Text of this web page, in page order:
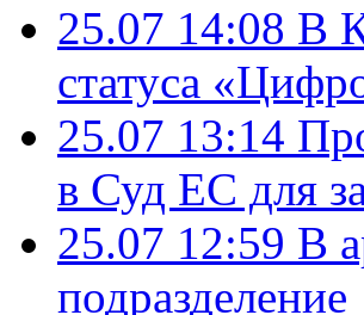
25.07 14:08 В
статуса
25.07 13:14
в Суд ЕС для
25.07 12:59 В
подразделение